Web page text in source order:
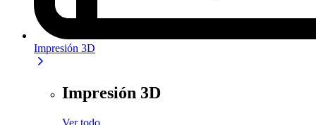
Impresión 3D
Impresión 3D